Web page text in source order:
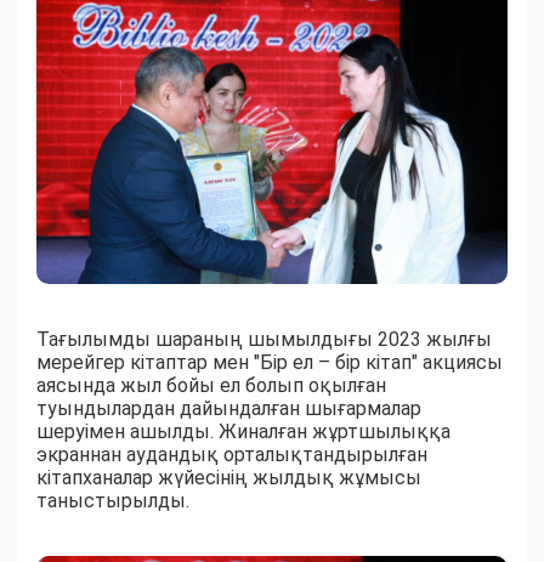
Тағылымды шараның шымылдығы 2023 жылғы
мерейгер кітаптар мен "Бір ел – бір кітап" акциясы
аясында жыл бойы ел болып оқылған
туындылардан дайындалған шығармалар
шеруімен ашылды. Жиналған жұртшылыққа
экраннан аудандық орталықтандырылған
кітапханалар жүйесінің жылдық жұмысы
таныстырылды.